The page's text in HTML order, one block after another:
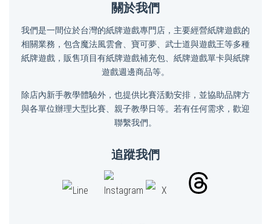
關於我們
我們是一間位於台灣的紙牌遊戲專門店，主要經營紙牌遊戲的
相關業務，包含魔法風雲會、寶可夢、武士道與遊戲王等多種
紙牌遊戲，販售項目有紙牌遊戲補充包、紙牌遊戲單卡與紙牌
遊戲週邊商品等。
除店內新手教學體驗外，也提供比賽活動安排，並協助品牌方
與各單位辦理大型比賽、親子教學日等。若有任何需求，歡迎
聯繫我們。
追蹤我們